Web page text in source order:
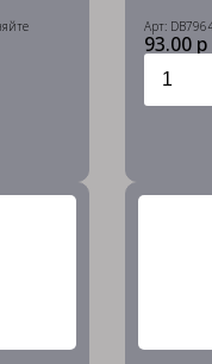
Арт:
93.00 р